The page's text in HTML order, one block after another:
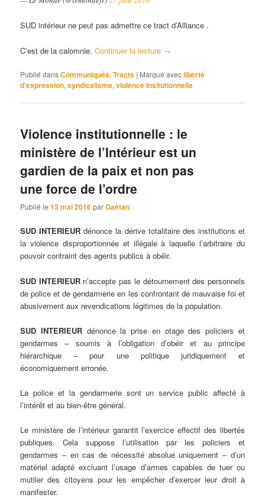
SUD intérieur ne peut pas admettre ce tract d’Alliance .
C’est de la calomnie.Continuer la lecture →
Publié dansCommuniqués,Tracts | Marqué avecliberté
d'expression,syndicalisme,violence insitutionnelle
Violence institutionnelle : le
ministère de l’Intérieur est un
gardien de la paix et non pas
une force de l’ordre
Publié le13 mai 2016parGaétan
SUD INTERIEUR dénonce la dérive totalitaire des institutions et
la violence disproportionnée et illégale à laquelle l’arbitraire du
pouvoir contraint des agents publics à obéir.
SUD INTERIEURn’accepte pas le détournement des personnels
de police et de gendarmerie en les confrontant de mauvaise foi et
abusivement aux revendications légitimes de la population.
SUD INTERIEURdénonce la prise en otage des policiers et
gendarmes – soumis à l’obligation d’obéir et au principe
hiérarchique – pour une politique juridiquement et
économiquement erronée.
La police et la gendarmerie sont un service public affecté à
l’intérêt et au bien-être général.
Le ministère de l’intérieur garantit l’exercice effectif des libertés
publiques. Cela suppose l’utilisation par les policiers et
gendarmes – en cas de nécessité absolue uniquement – d’un
matériel adapté excluant l’usage d’armes capables de tuer ou
mutiler des citoyens pour les empêcher d’exercer leur droit à
manifester.